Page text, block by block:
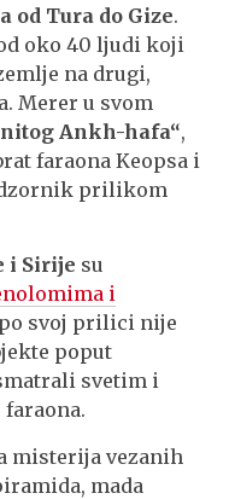
od Tura do Gize.
oko 40 ljudi koji
na drugi,
Merer u svom
Ankh-hafa“,
faraona Keopsa i
prilikom
i Sirije su
i
svoj prilici nije
poput
svetim i
misterija vezanih
mada